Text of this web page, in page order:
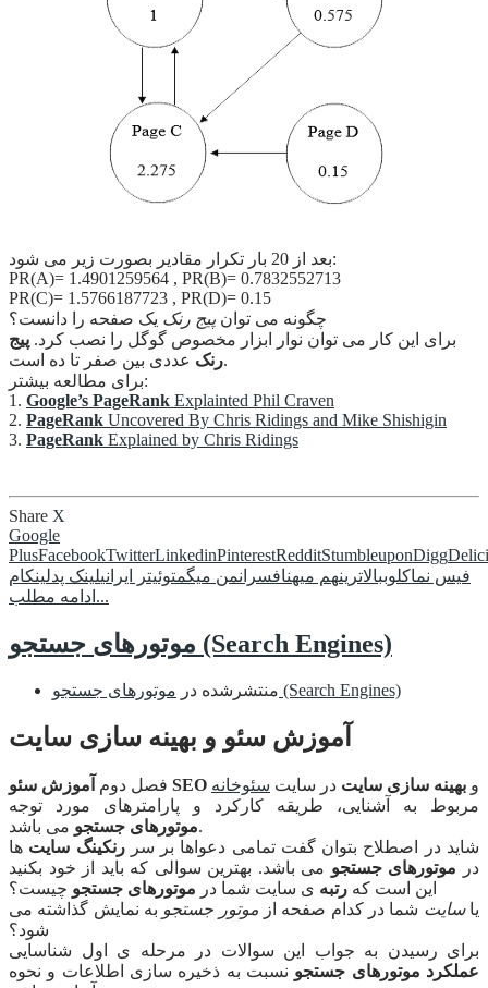
بعد از 20 بار تکرار مقادیر بصورت زیر می شود:
PR(A)= 1.4901259564 , PR(B)= 0.7832552713
PR(C)= 1.5766187723 , PR(D)= 0.15
چگونه می توان پیج رنک یک صفحه را دانست؟
برای این کار می توان نوار ابزار مخصوص گوگل را نصب کرد. پیج
رنکعددی بین صفر تا ده است.
برای مطالعه بیشتر:
1. Google’s PageRank Explainted Phil Craven
2. PageRank Uncovered By Chris Ridings and Mike Shishigin
3. PageRank Explained by Chris Ridings
Share X
Google
PlusFacebookTwitterLinkedinPinterestRedditStumbleuponDigg
فیس نماکلوببالاترینهم میهنافسرانمن میگمتوئیتر ایرانیلینک پدلینکام
ادامه مطلب...
موتورهای جستجو (Search Engines)
منتشرشده در موتورهای جستجو (Search Engines)
آموزش سئو و بهینه سازی سایت
فصل دوم آموزش سئو SEO و بهینه سازی سایت در سایت سئوخانه
مربوط به آشنایی، طریقه کارکرد و پارامترهای مورد توجه
موتورهای جستجومی باشد.
شاید در اصطلاح بتوان گفت تمامی دعواها بر سررنکینگ سایت ها
در موتورهای جستجو می باشد. بهترین سوالی که باید از خود بکنید
این است که رتبه ی سایت شما در موتورهای جستجو چیست؟
یاسایت شما در کدام صفحه از موتور جستجو به نمایش گذاشته می
شود؟
برای رسیدن به جواب این سوالات در مرحله ی اول شناسایی
عملکرد موتورهای جستجو نسبت به ذخیره سازی اطلاعات و نحوه